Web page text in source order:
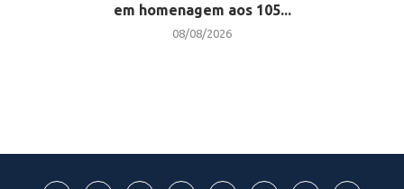
em homenagem aos 105...
08/08/2026